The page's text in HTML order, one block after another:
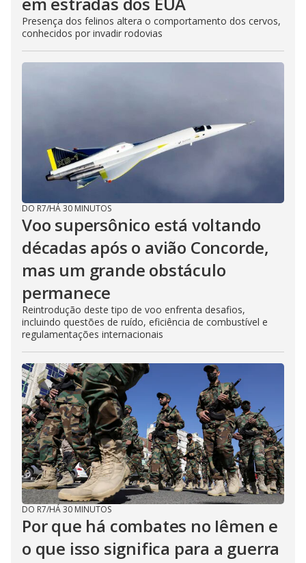
Presença dos felinos altera o comportamento dos cervos,
conhecidos por invadir rodovias
DO R7/HÁ 30 MINUTOS
Voo supersônico está voltando
décadas após o avião Concorde,
mas um grande obstáculo
permanece
Reintrodução deste tipo de voo enfrenta desafios,
incluindo questões de ruído, eficiência de combustível e
regulamentações internacionais
DO R7/HÁ 30 MINUTOS
Por que há combates no Iêmen e
o que isso significa para a guerra